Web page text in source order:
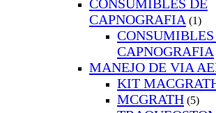
CONSUMIBLES DE
CAPNOGRAFIA (1)
CAPNOGRAFIA
MANEJO DE VIA
KIT
MCGRATH (5)